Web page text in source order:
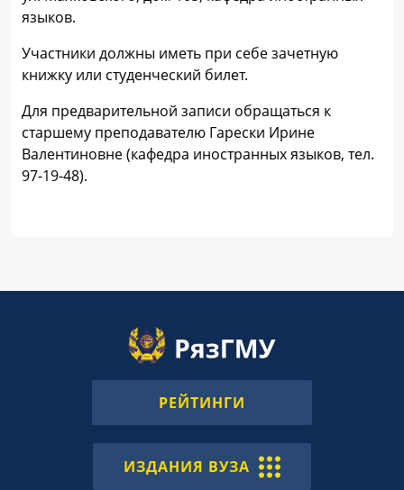
языков.
Участники должны иметь при себе зачетную
книжку или студенческий билет.
Для предварительной записи обращаться к
старшему преподавателю Гарески Ирине
Валентиновне (кафедра иностранных языков, тел.
97-19-48).
РЕЙТИНГИ
ИЗДАНИЯ ВУЗА